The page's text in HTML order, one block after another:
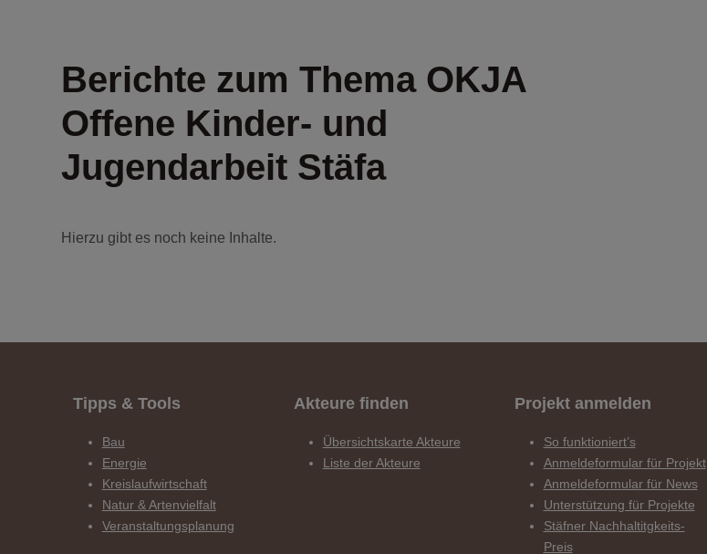
Berichte zum Thema OKJA
Offene Kinder- und
Jugendarbeit Stäfa
Hierzu gibt es noch keine Inhalte.
Tipps & Tools
Bau
Energie
Kreislaufwirtschaft
Natur & Artenvielfalt
Veranstaltungsplanung
Akteure finden
Übersichtskarte Akteure
Liste der Akteure
Projekt anmelden
So funktioniert’s
Anmeldeformular für Projekt
Anmeldeformular für News
Unterstützung für Projekte
Stäfner Nachhaltitgkeits-
Preis